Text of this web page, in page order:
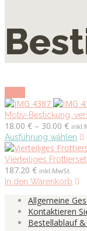
Motiv-Bestickung,
18.00 € – 30.00 €
18.00
bis
Ausführung wählen
Vierteiliges Frottierset
187.20 € inkl.MwSt.
In den Warenkorb
Allgemeine
Kontaktieren
Bestellablauf